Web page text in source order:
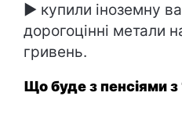
► купили іноземну
дорогоцінні метали
гривень.
Що буде з пенсіями з